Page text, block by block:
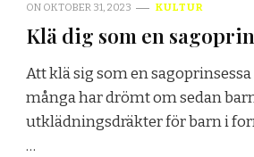
ON OKTOBER 31, 2023 KULTUR
Klä dig som en
Att klä sig som en
många har drömt om sedan
utklädningsdräkter för barn i
…